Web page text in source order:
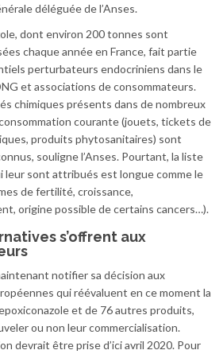
déléguée de l’Anses.
dont environ 200 tonnes sont
chaque année en France, fait partie
perturbateurs endocriniens dans le
et associations de consommateurs.
chimiques présents dans de nombreux
courante (jouets, tickets de
produits phytosanitaires) sont
souligne l’Anses. Pourtant, la liste
leur sont attribués est longue comme le
de fertilité, croissance,
origine possible de certains cancers…).
s’offrent aux
notifier sa décision aux
qui réévaluent en ce moment la
et de 76 autres produits,
ou non leur commercialisation.
devrait être prise d’ici avril 2020. Pour